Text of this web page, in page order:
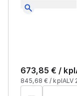
673,85 € / kpl
845,68 € / kplALV